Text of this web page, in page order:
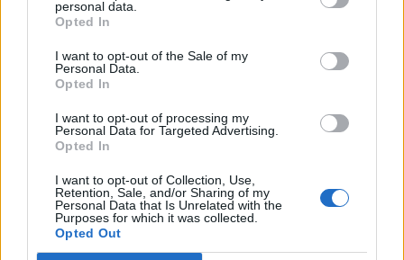
personal data.
Opted In
I want to opt-out of the Sale of my
Personal Data.
Opted In
I want to opt-out of processing my
Personal Data for Targeted Advertising.
Opted In
I want to opt-out of Collection, Use,
Retention, Sale, and/or Sharing of my
Personal Data that Is Unrelated with the
Purposes for which it was collected.
Opted Out